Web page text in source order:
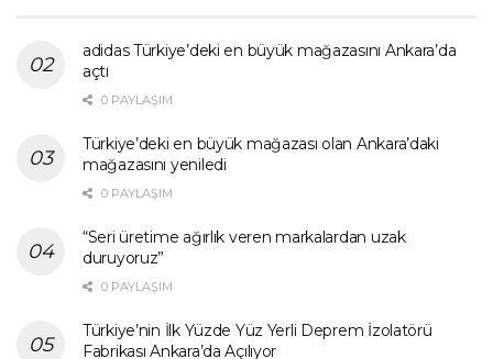
adidas Türkiye’deki en büyük mağazasını Ankara’da
açtı
0 PAYLAŞIM
Türkiye’deki en büyük mağazası olan Ankara’daki
mağazasını yeniledi
0 PAYLAŞIM
“Seri üretime ağırlık veren markalardan uzak
duruyoruz”
0 PAYLAŞIM
Türkiye’nin İlk Yüzde Yüz Yerli Deprem İzolatörü
Fabrikası Ankara’da Açılıyor